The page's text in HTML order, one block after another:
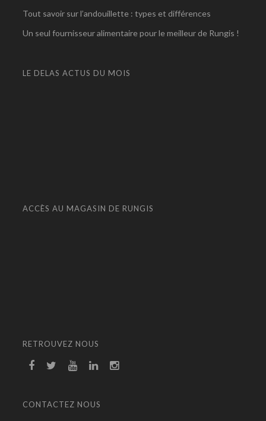
Tout savoir sur l’andouillette : types et différences
Un seul fournisseur alimentaire pour le meilleur de Rungis !
LE DELAS ACTUS DU MOIS
ACCÈS AU MAGASIN DE RUNGIS
RETROUVEZ NOUS
CONTACTEZ NOUS